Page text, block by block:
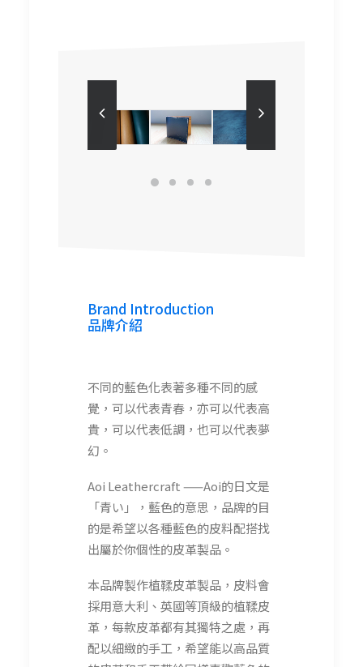
Aoi Leathercraft
Aoi Leathercraft
Brand Introduction
品牌介紹
不同的藍色化表著多種不同的感
覺，可以代表青春，亦可以代表高
貴，可以代表低調，也可以代表夢
幻。
Aoi Leathercraft ——Aoi的日文是
「青い」，藍色的意思，品牌的目
的是希望以各種藍色的皮料配搭找
出屬於你個性的皮革製品。
本品牌製作植鞣皮革製品，皮料會
採用意大利、英國等頂級的植鞣皮
革，每款皮革都有其獨特之處，再
配以細緻的手工，希望能以高品質